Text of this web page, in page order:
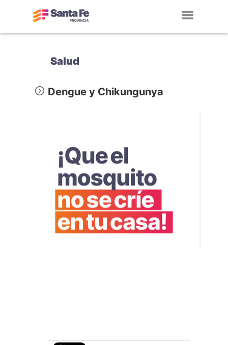
Salud
Dengue y Chikungunya